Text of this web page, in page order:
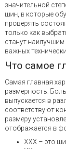
значительной
шин, в которые
проверять
только как
станут наилучшим
важных
Что самое
Самая главная
размерность.
выпускается в
соответствуют
размеру
отображается в
XXX – это